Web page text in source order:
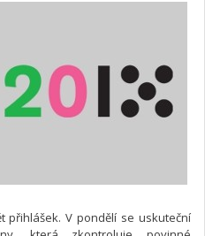
přihlášek. V pondělí se uskuteční